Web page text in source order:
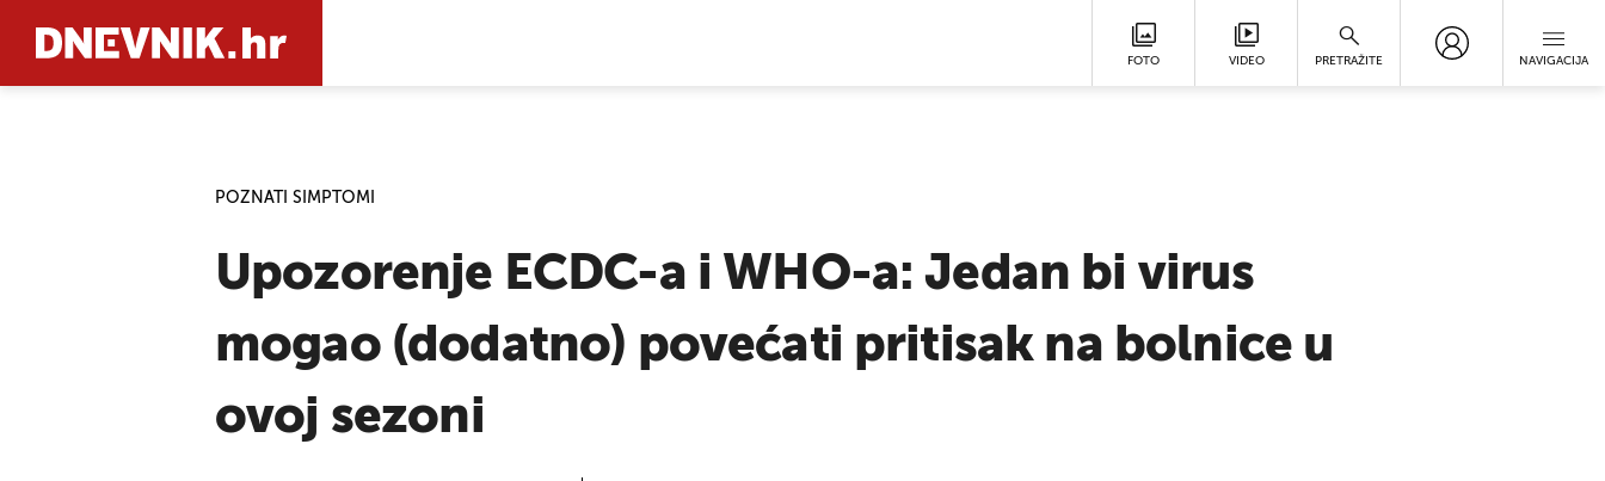
FOTO VIDEO PRETRAŽITE NAVIGACIJA
POZNATI SIMPTOMI
Upozorenje ECDC-a i WHO-a: Jedan bi virus
mogao (dodatno) povećati pritisak na bolnice u
ovoj sezoni